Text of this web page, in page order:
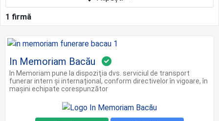
1 firmă
In Memoriam Bacău
In Memoriam pune la dispoziţia dvs. serviciul de transport
funerar intern și internațional, conform directivelor în vigoare, în
mașini echipate corespunzător